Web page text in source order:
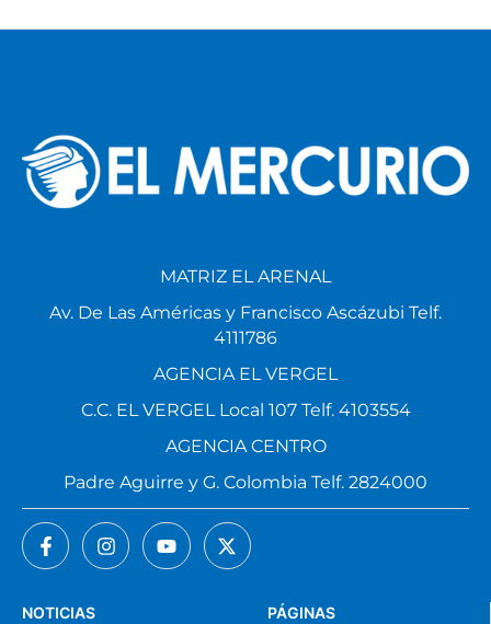
PÁGINAS
NOTICIAS
MATRIZ EL ARENAL
Av. De Las Américas y Francisco Ascázubi Telf.
4111786
AGENCIA EL VERGEL
C.C. EL VERGEL Local 107 Telf. 4103554
AGENCIA CENTRO
Padre Aguirre y G. Colombia Telf. 2824000